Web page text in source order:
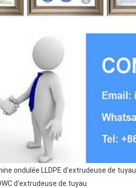
ondulée LLDPE d'extrudeuse de tuyau
d'extrudeuse de tuyau